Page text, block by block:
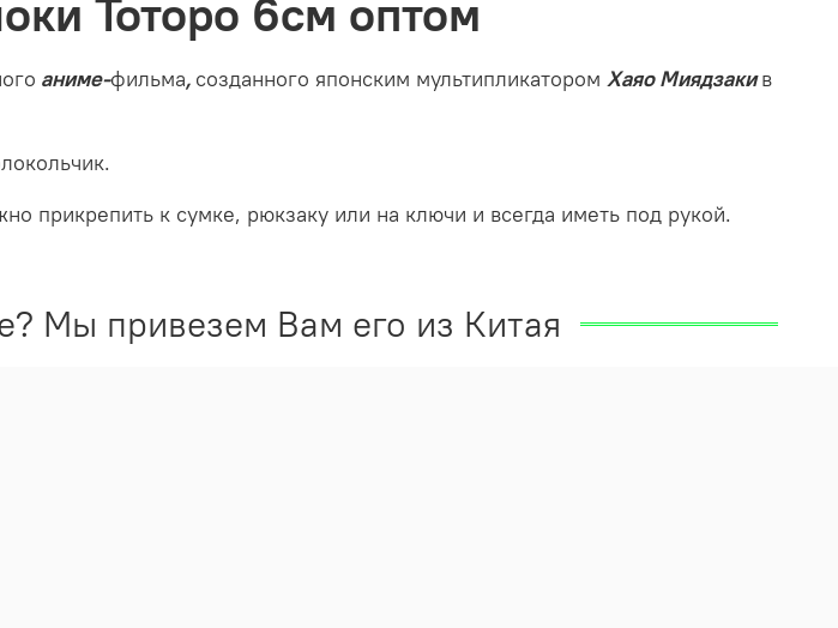
Тоторо 6см оптом
аниме-фильма, созданного японским мультипликатором Хаяо Миядзаки в
прикрепить к сумке, рюкзаку или на ключи и всегда иметь под рукой.
Мы привезем Вам его из Китая